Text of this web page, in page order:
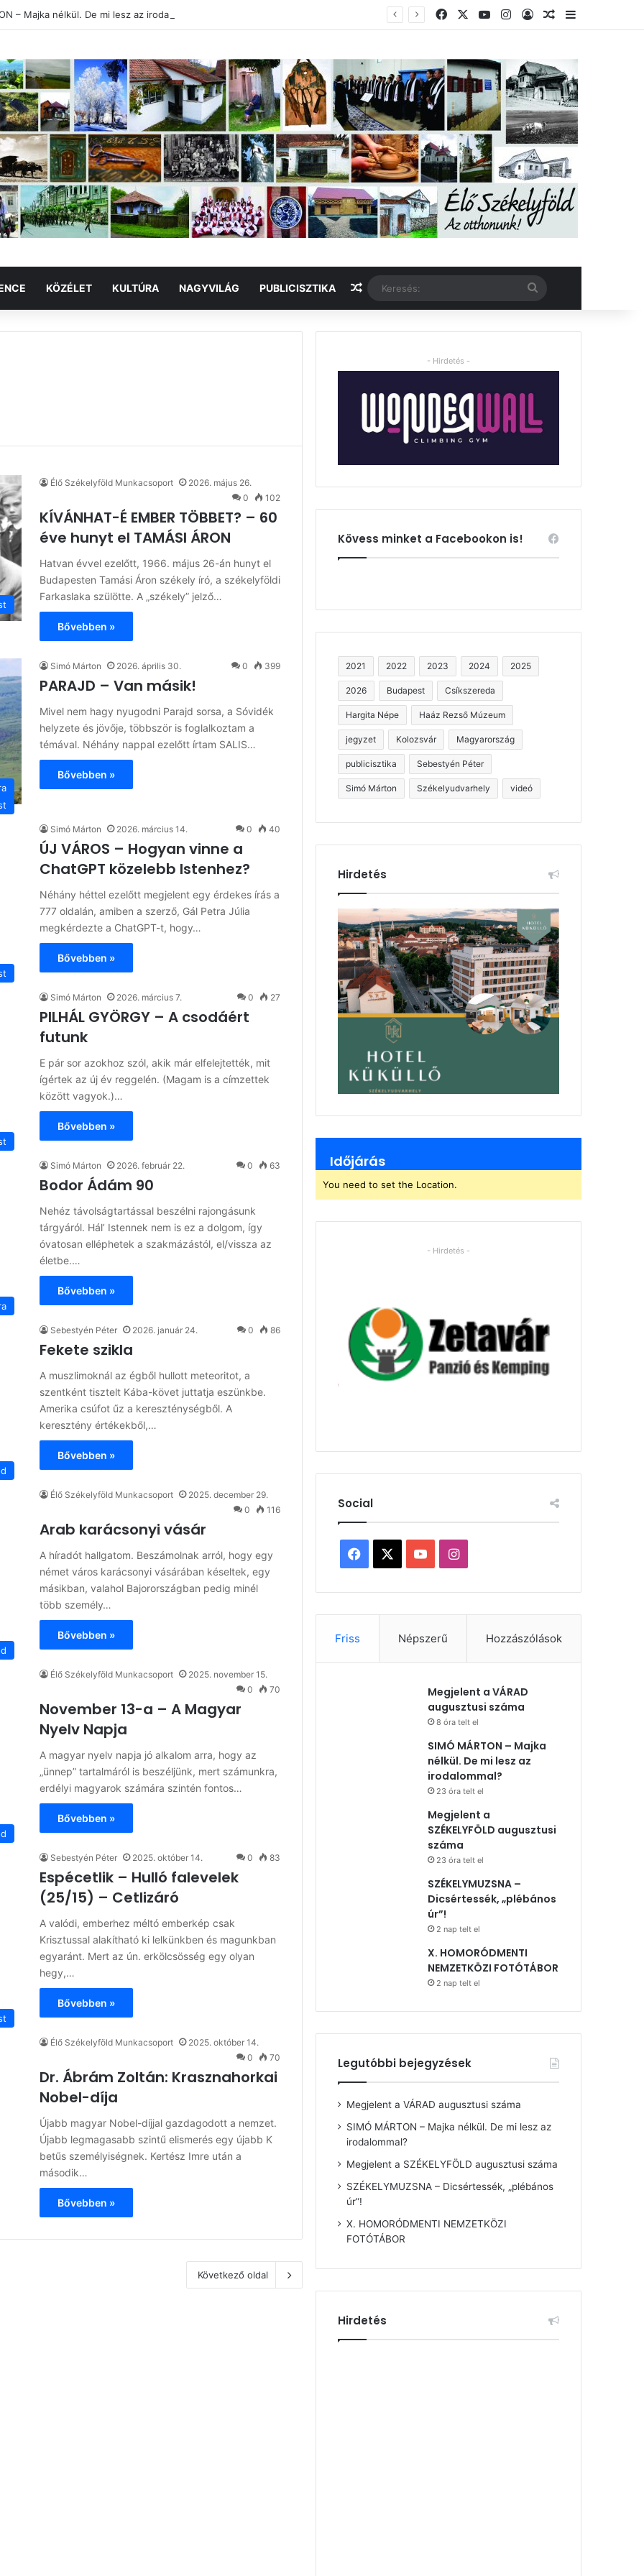
– Majka nélkül. De mi lesz az irodalommal? FacebookYouTubeInstagram
BelépésVéletlen cikk
Oldalsáv
KÖZÉLET KULTÚRA NAGYVILÁG PUBLICISZTIKA Véletlen cikk Keresés:
Élő Székelyföld Munkacsoport
2026. május 26.
0
102
KÍVÁNHAT-É EMBER TÖBBET? – 60
éve hunyt el TAMÁSI ÁRON
Hatvan évvel ezelőtt, 1966. május 26-án hunyt el
Budapesten Tamási Áron székely író, a székelyföldi
Farkaslaka szülötte. A „székely” jelző…
Bővebben »
Simó Márton 2026. április 30. 0 399
PARAJD – Van másik!
Mivel nem hagy nyugodni Parajd sorsa, a Sóvidék
helyzete és jövője, többször is foglalkoztam a
témával. Néhány nappal ezelőtt írtam SALIS…
Bővebben »
Simó Márton 2026. március 14. 0 40
ÚJ VÁROS – Hogyan vinne a
ChatGPT közelebb Istenhez?
Néhány héttel ezelőtt megjelent egy érdekes írás a
777 oldalán, amiben a szerző, Gál Petra Júlia
megkérdezte a ChatGPT-t, hogy…
Bővebben »
Simó Márton 2026. március 7. 0 27
PILHÁL GYÖRGY – A csodáért
futunk
E pár sor azokhoz szól, akik már elfelejtették, mit
ígértek az új év reggelén. (Magam is a címzettek
között vagyok.)…
Bővebben »
Simó Márton 2026. február 22. 0 63
Bodor Ádám 90
Nehéz távolságtartással beszélni rajongásunk
tárgyáról. Hál’ Istennek nem is ez a dolgom, így
óvatosan elléphetek a szakmázástól, el/vissza az
életbe.…
Bővebben »
Sebestyén Péter 2026. január 24. 0 86
Fekete szikla
A muszlimoknál az égből hullott meteoritot, a
szentként tisztelt Kába-követ juttatja eszünkbe.
Amerika csúfot űz a kereszténységből. A
keresztény értékekből,…
Bővebben »
Élő Székelyföld Munkacsoport
2025. december 29.
0
116
Arab karácsonyi vásár
A híradót hallgatom. Beszámolnak arról, hogy egy
német város karácsonyi vásárában késeltek, egy
másikban, valahol Bajorországban pedig minél
több személy…
Bővebben »
Élő Székelyföld Munkacsoport
2025. november 15.
0
70
November 13-a – A Magyar
Nyelv Napja
A magyar nyelv napja jó al­­ka­lom arra, hogy az
„ünnep” tartalmáról is beszéljünk, mert szá­munkra,
erdélyi magyarok számára szin­tén fontos…
Bővebben »
Sebestyén Péter 2025. október 14. 0 83
Espécetlik – Hulló falevelek
(25/15) – Cetlizáró
A valódi, emberhez méltó emberkép csak
Krisztussal alakítható ki lelkünkben és magunkban
egyaránt. Mert az ún. erkölcsösség egy olyan
hegy,…
Bővebben »
Élő Székelyföld Munkacsoport
2025. október 14.
0
70
Dr. Ábrám Zoltán: Krasznahorkai
Nobel-díja
Újabb magyar Nobel-díjjal gazdagodott a nemzet.
Újabb legmagasabb szintű elismerés egy újabb K
betűs személyiségnek. Kertész Imre után a
második…
Bővebben »
Következő oldal
- Hirdetés -
Kövess minket a Facebookon is!
2021 2022 2023 2024 2025
2026 Budapest Csíkszereda
Hargita Népe Haáz Rezső Múzeum
jegyzet Kolozsvár Magyarország
publicisztika Sebestyén Péter
Simó Márton Székelyudvarhely videó
Hirdetés
Időjárás
You need to set the Location.
- Hirdetés -
Social
Facebook YouTubeInstagram
Friss Népszerű Hozzászólások
Megjelent a VÁRAD
augusztusi száma
8 óra telt el
SIMÓ MÁRTON – Majka
nélkül. De mi lesz az
irodalommal?
23 óra telt el
Megjelent a
SZÉKELYFÖLD augusztusi
száma
23 óra telt el
SZÉKELYMUZSNA –
Dicsértessék, „plébános
úr”!
2 nap telt el
X. HOMORÓDMENTI
NEMZETKÖZI FOTÓTÁBOR
2 nap telt el
Legutóbbi bejegyzések
Megjelent a VÁRAD augusztusi száma
SIMÓ MÁRTON – Majka nélkül. De mi lesz az
irodalommal?
Megjelent a SZÉKELYFÖLD augusztusi száma
SZÉKELYMUZSNA – Dicsértessék, „plébános
úr”!
X. HOMORÓDMENTI NEMZETKÖZI
FOTÓTÁBOR
Hirdetés